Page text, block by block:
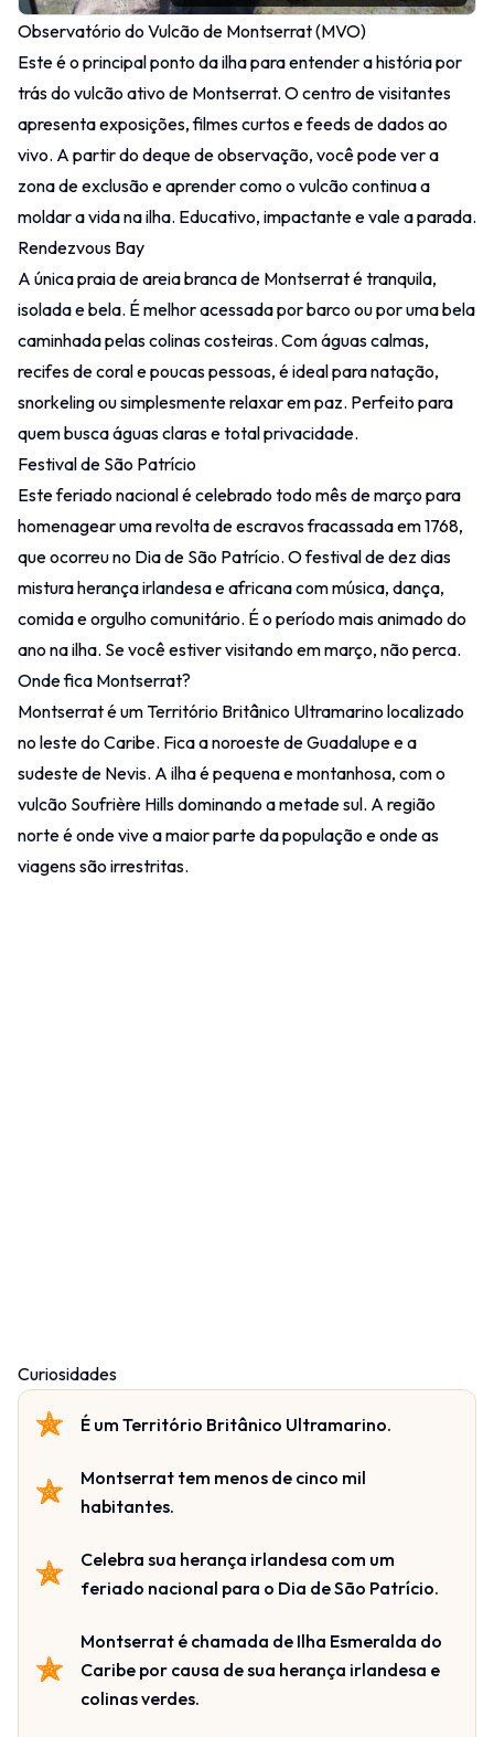
Observatório do Vulcão de Montserrat (MVO)
Este é o principal ponto da ilha para entender a história por
trás do vulcão ativo de Montserrat. O centro de visitantes
apresenta exposições, filmes curtos e feeds de dados ao
vivo. A partir do deque de observação, você pode ver a
zona de exclusão e aprender como o vulcão continua a
moldar a vida na ilha. Educativo, impactante e vale a parada.
Rendezvous Bay
A única praia de areia branca de Montserrat é tranquila,
isolada e bela. É melhor acessada por barco ou por uma bela
caminhada pelas colinas costeiras. Com águas calmas,
recifes de coral e poucas pessoas, é ideal para natação,
snorkeling ou simplesmente relaxar em paz. Perfeito para
quem busca águas claras e total privacidade.
Festival de São Patrício
Este feriado nacional é celebrado todo mês de março para
homenagear uma revolta de escravos fracassada em 1768,
que ocorreu no Dia de São Patrício. O festival de dez dias
mistura herança irlandesa e africana com música, dança,
comida e orgulho comunitário. É o período mais animado do
ano na ilha. Se você estiver visitando em março, não perca.
Onde fica Montserrat?
Montserrat é um Território Britânico Ultramarino localizado
no leste do Caribe. Fica a noroeste deGuadalupee a
sudeste de Nevis. A ilha é pequena e montanhosa, com o
vulcão Soufrière Hills dominando a metade sul. A região
norte é onde vive a maior parte da população e onde as
viagens são irrestritas.
Curiosidades
É um Território Britânico Ultramarino.
Montserrat tem menos de cinco mil
habitantes.
Celebra sua herança irlandesa com um
feriado nacional para o Dia de São Patrício.
Montserrat é chamada de Ilha Esmeralda do
Caribe por causa de sua herança irlandesa e
colinas verdes.